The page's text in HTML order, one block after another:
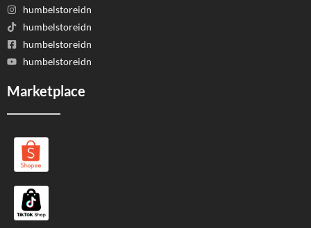
humbelstoreidn
humbelstoreidn
humbelstoreidn
humbelstoreidn
Marketplace